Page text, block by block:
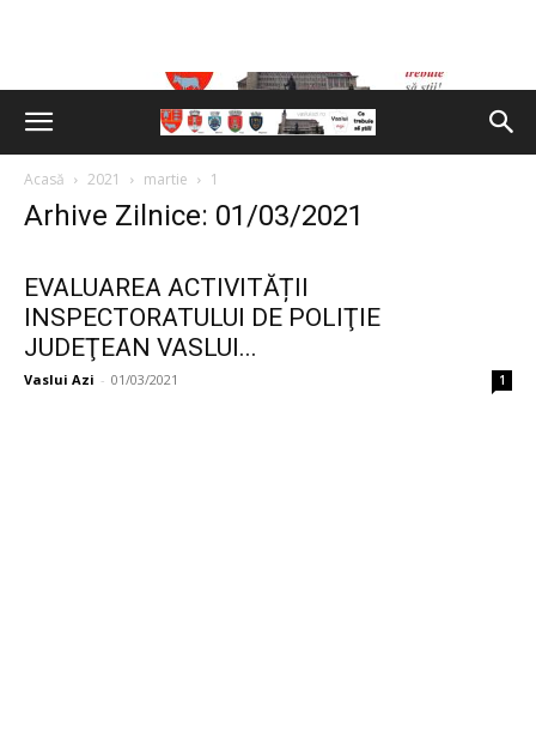
Acasă 2021 martie 1
Arhive Zilnice: 01/03/2021
EVALUAREA ACTIVITĂȚII
INSPECTORATULUI DE POLIŢIE
JUDEŢEAN VASLUI...
Vaslui Azi - 01/03/2021 1